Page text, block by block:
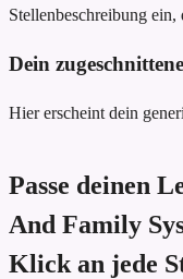
Stellenbeschreibung
Dein
Hier erscheint dein
Passe deinen
And Family
Klick an jede